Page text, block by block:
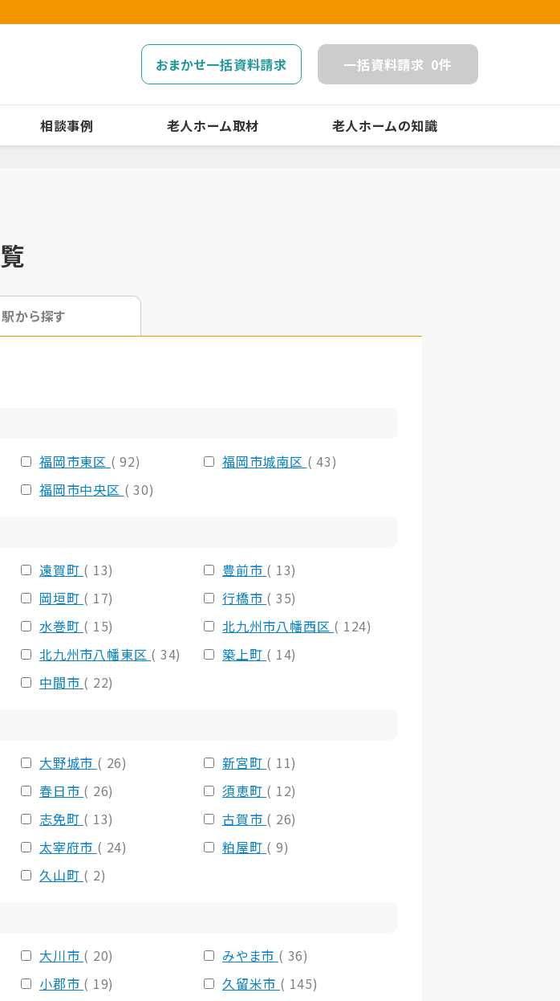
おまかせ一括資料請求 一括資料請求 0件
相談事例 老人ホーム取材 老人ホームの知識
駅から探す
福岡市東区 ( 92) 福岡市城南区 ( 43)
福岡市中央区 ( 30)
遠賀町 ( 13) 豊前市 ( 13)
岡垣町 ( 17) 行橋市 ( 35)
水巻町 ( 15) 北九州市八幡西区 ( 124)
北九州市八幡東区 ( 34) 築上町 ( 14)
中間市 ( 22)
大野城市 ( 26) 新宮町 ( 11)
春日市 ( 26) 須恵町 ( 12)
志免町 ( 13) 古賀市 ( 26)
太宰府市 ( 24) 粕屋町 ( 9)
久山町 ( 2)
大川市 ( 20) みやま市 ( 36)
小郡市 ( 19) 久留米市 ( 145)